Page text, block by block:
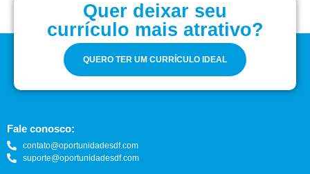
Quer deixar seu
currículo mais atrativo?
QUERO TER UM CURRÍCULO IDEAL
Fale conosco:
contato@oportunidadesdf.com
suporte@oportunidadesdf.com